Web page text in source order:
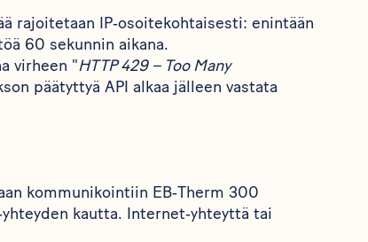
rajoitetaan IP‑osoitekohtaisesti: enintään
60 sekunnin aikana.
virheen "HTTP 429 – Too Many
päätyttyä API alkaa jälleen vastata
kommunikointiin EB‑Therm 300
kautta. Internet‑yhteyttä tai